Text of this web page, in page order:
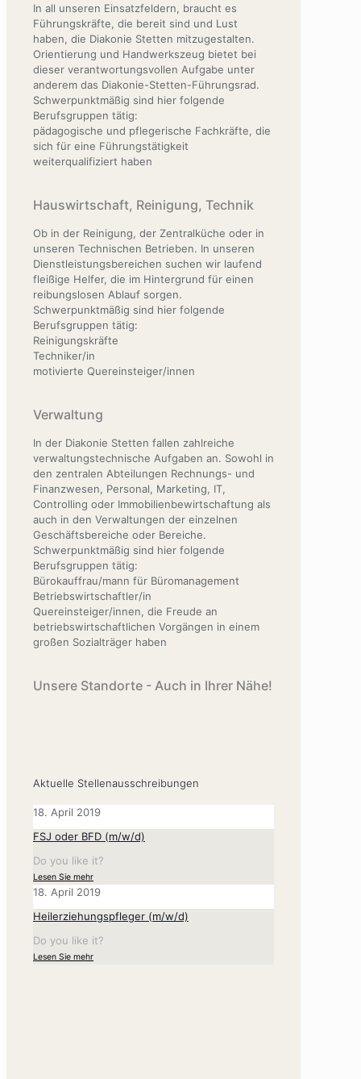
In all unseren Einsatzfeldern, braucht es
Führungskräfte, die bereit sind und Lust
haben, die Diakonie Stetten mitzugestalten.
Orientierung und Handwerkszeug bietet bei
dieser verantwortungsvollen Aufgabe unter
anderem das Diakonie-Stetten-Führungsrad.
Schwerpunktmäßig sind hier folgende
Berufsgruppen tätig:
pädagogische und pflegerische Fachkräfte, die
sich für eine Führungstätigkeit
weiterqualifiziert haben
Hauswirtschaft, Reinigung, Technik
Ob in der Reinigung, der Zentralküche oder in
unseren Technischen Betrieben. In unseren
Dienstleistungsbereichen suchen wir laufend
fleißige Helfer, die im Hintergrund für einen
reibungslosen Ablauf sorgen.
Schwerpunktmäßig sind hier folgende
Berufsgruppen tätig:
Reinigungskräfte
Techniker/in
motivierte Quereinsteiger/innen
Verwaltung
In der Diakonie Stetten fallen zahlreiche
verwaltungstechnische Aufgaben an. Sowohl in
den zentralen Abteilungen Rechnungs- und
Finanzwesen, Personal, Marketing, IT,
Controlling oder Immobilienbewirtschaftung als
auch in den Verwaltungen der einzelnen
Geschäftsbereiche oder Bereiche.
Schwerpunktmäßig sind hier folgende
Berufsgruppen tätig:
Bürokauffrau/mann für Büromanagement
Betriebswirtschaftler/in
Quereinsteiger/innen, die Freude an
betriebswirtschaftlichen Vorgängen in einem
großen Sozialträger haben
Unsere Standorte - Auch in Ihrer Nähe!
Aktuelle Stellenausschreibungen
18. April 2019
FSJ oder BFD (m/w/d)
Do you like it?
Lesen Sie mehr
18. April 2019
Heilerziehungspfleger (m/w/d)
Do you like it?
Lesen Sie mehr